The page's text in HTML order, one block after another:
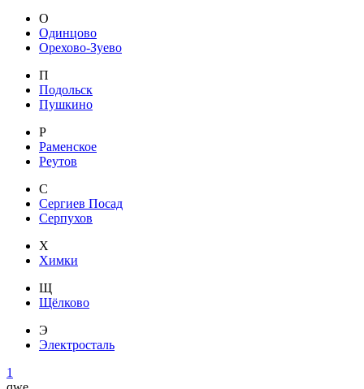
О
Одинцово
Орехово-Зуево
П
Подольск
Пушкино
Р
Раменское
Реутов
С
Сергиев Посад
Серпухов
Х
Химки
Щ
Щёлково
Э
Электросталь
1